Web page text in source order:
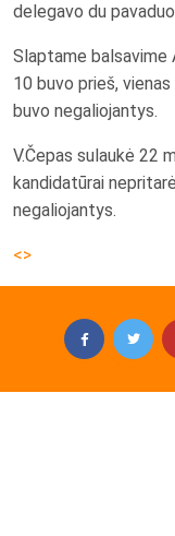
delegavo du
Slaptame balsavime
10 buvo prieš,
buvo negaliojantys.
V.Čepas sulaukė 22
kandidatūrai
negaliojantys.
<>